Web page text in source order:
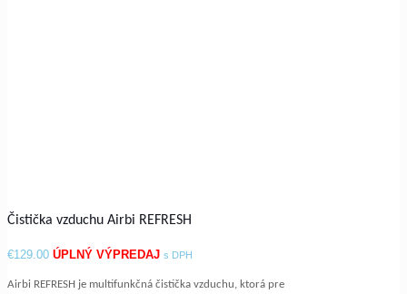
Čistička vzduchu Airbi REFRESH
€129.00 s DPH
Airbi REFRESH je multifunkčná čistička vzduchu, ktorá pre